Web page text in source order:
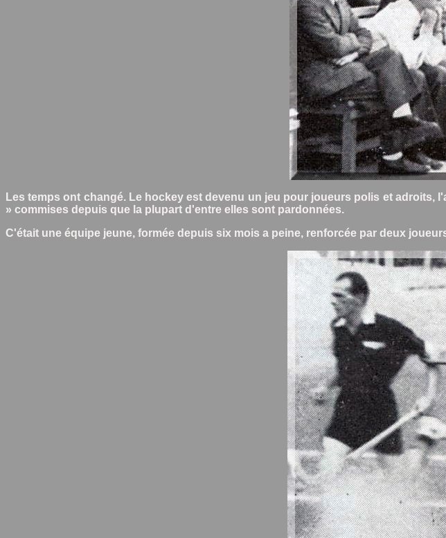
Les temps ont changé. Le hockey est devenu un jeu pour joueurs polis et
» commises depuis que la plupart d'entre elles sont pardonnées.
C'était une équipe jeune, formée depuis six mois a peine, renforcée par deux